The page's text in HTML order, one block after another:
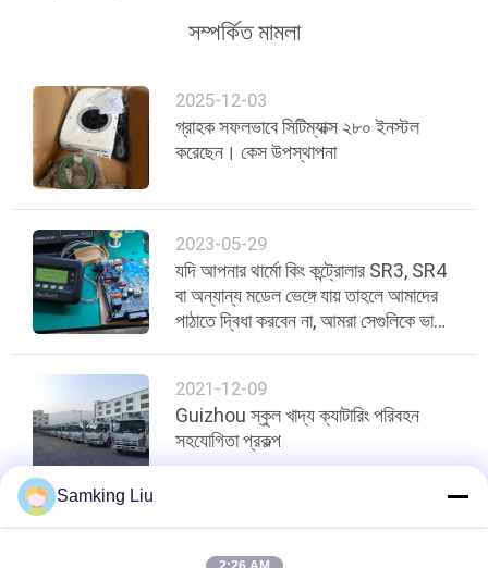
সম্পর্কিত মামলা
2025-12-03
গ্রাহক সফলভাবে সিটিম্যাক্স ২৮০ ইনস্টল
করেছেন। কেস উপস্থাপনা
2023-05-29
যদি আপনার থার্মো কিং কন্ট্রোলার SR3, SR4
বা অন্যান্য মডেল ভেঙ্গে যায় তাহলে আমাদের
পাঠাতে দ্বিধা করবেন না, আমরা সেগুলিকে ভালো
2021-12-09
Guizhou স্কুল খাদ্য ক্যাটারিং পরিবহন
সহযোগিতা প্রকল্প
শীর্ষ
Samking Liu